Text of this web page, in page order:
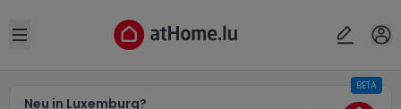
Open sidebar
Neu in Luxemburg?
BETA
Ort
Abbrechen ok